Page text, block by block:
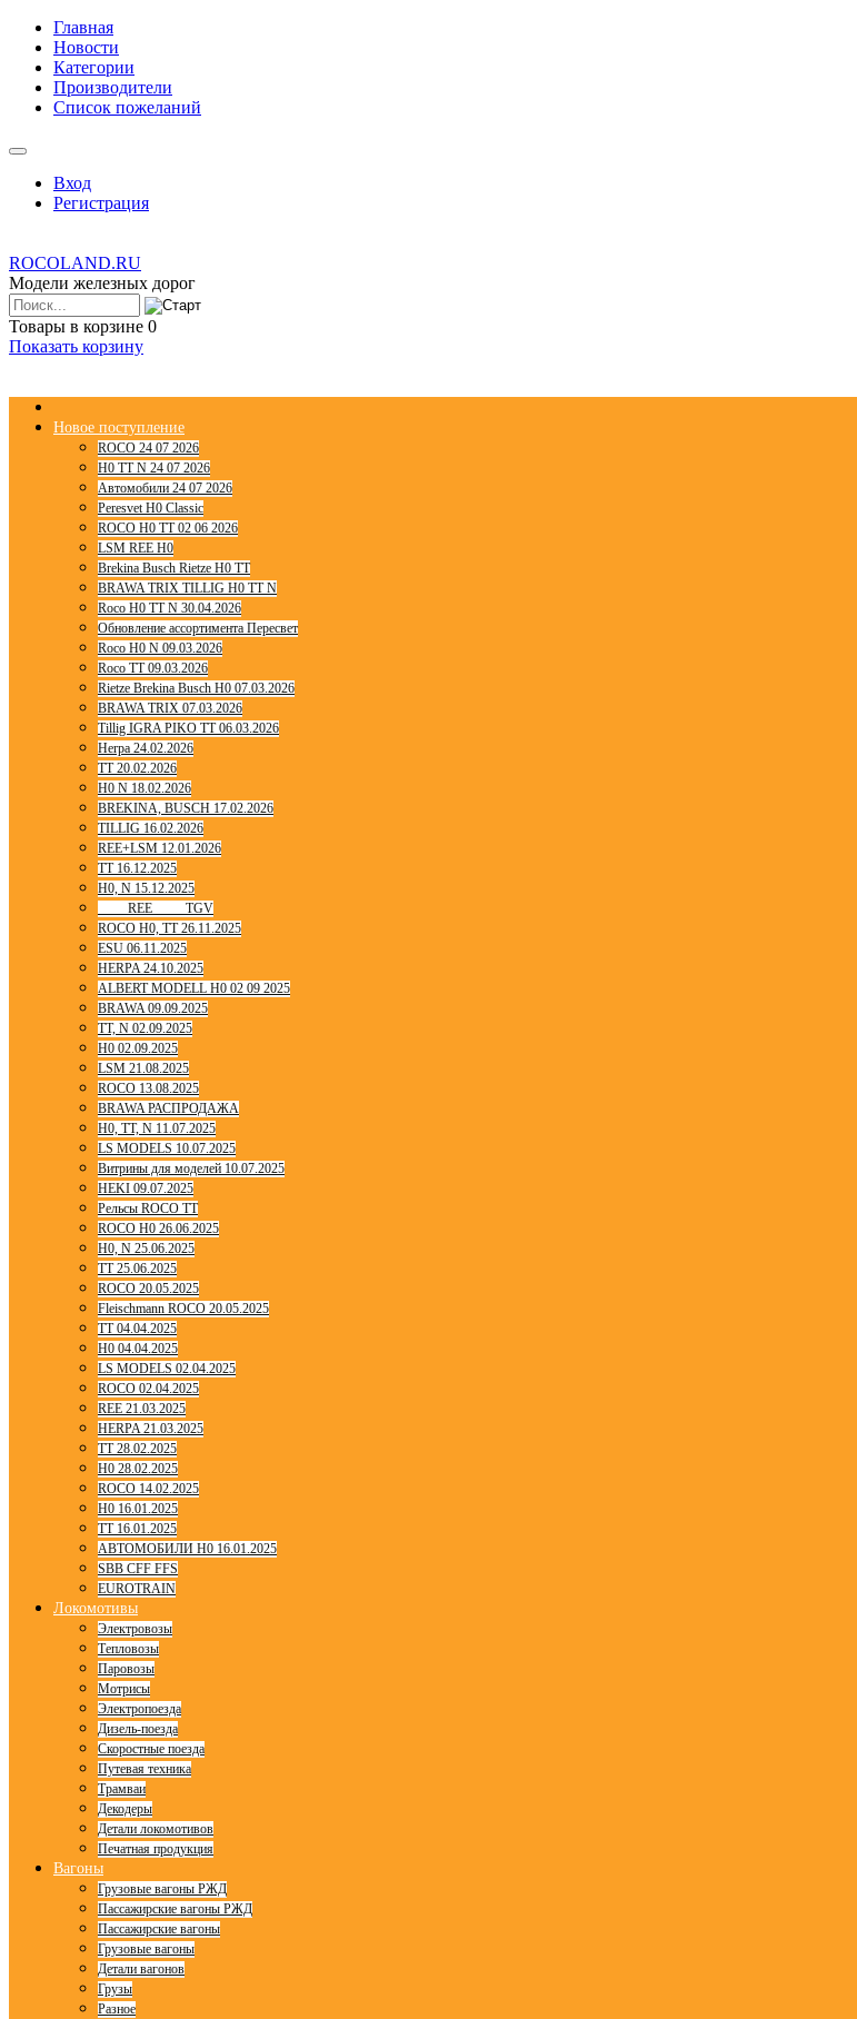
Главная
Новости
Категории
Производители
Список пожеланий
Вход
Регистрация
ROCOLAND.RU
Модели железных дорог
Товары в корзине 0
Показать корзину
Новое поступление
ROCO 24 07 2026
H0 TT N 24 07 2026
Автомобили 24 07 2026
Peresvet H0 Classic
ROCO H0 TT 02 06 2026
LSM REE H0
Brekina Busch Rietze H0 TT
BRAWA TRIX TILLIG H0 TT N
Roco H0 TT N 30.04.2026
Обновление ассортимента Пересвет
Roco H0 N 09.03.2026
Roco TT 09.03.2026
Rietze Brekina Busch H0 07.03.2026
BRAWA TRIX 07.03.2026
Tillig IGRA PIKO TT 06.03.2026
Herpa 24.02.2026
TT 20.02.2026
H0 N 18.02.2026
BREKINA, BUSCH 17.02.2026
TILLIG 16.02.2026
REE+LSM 12.01.2026
TT 16.12.2025
H0, N 15.12.2025
____ REE ____ TGV
ROCO H0, TT 26.11.2025
ESU 06.11.2025
HERPA 24.10.2025
ALBERT MODELL H0 02 09 2025
BRAWA 09.09.2025
TT, N 02.09.2025
H0 02.09.2025
LSM 21.08.2025
ROCO 13.08.2025
BRAWA РАСПРОДАЖА
H0, TT, N 11.07.2025
LS MODELS 10.07.2025
Витрины для моделей 10.07.2025
HEKI 09.07.2025
Рельсы ROCO TT
ROCO H0 26.06.2025
H0, N 25.06.2025
TT 25.06.2025
ROCO 20.05.2025
Fleischmann ROCO 20.05.2025
TT 04.04.2025
H0 04.04.2025
LS MODELS 02.04.2025
ROCO 02.04.2025
REE 21.03.2025
HERPA 21.03.2025
TT 28.02.2025
H0 28.02.2025
ROCO 14.02.2025
H0 16.01.2025
TT 16.01.2025
АВТОМОБИЛИ H0 16.01.2025
SBB CFF FFS
EUROTRAIN
Локомотивы
Электровозы
Тепловозы
Паровозы
Мотрисы
Электропоезда
Дизель-поезда
Скоростные поезда
Путевая техника
Трамваи
Декодеры
Детали локомотивов
Печатная продукция
Вагоны
Грузовые вагоны РЖД
Пассажирские вагоны РЖД
Пассажирские вагоны
Грузовые вагоны
Детали вагонов
Грузы
Разное